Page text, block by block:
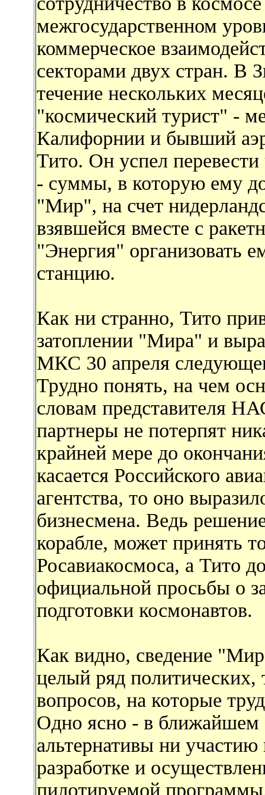
межгосударственном
коммерческое
секторами двух стран. В
течение нескольких
"космический турист" -
Калифорнии и бывший
Тито. Он успел
- суммы, в которую ему
"Мир", на счет
взявшейся вместе с
"Энергия" организовать
станцию.
Как ни странно, Тито
затоплении "Мира" и
МКС 30 апреля
Трудно понять, на чем
словам представителя
партнеры не потерпят
крайней мере до
касается Российского
агентства, то оно
бизнесмена. Ведь
корабле, может принять
Росавиакосмоса, а Тито
официальной просьбы о
подготовки космонавтов.
Как видно, сведение
целый ряд политических,
вопросов, на которые
Одно ясно - в ближайшем
альтернативы ни
разработке и
пилотируемой